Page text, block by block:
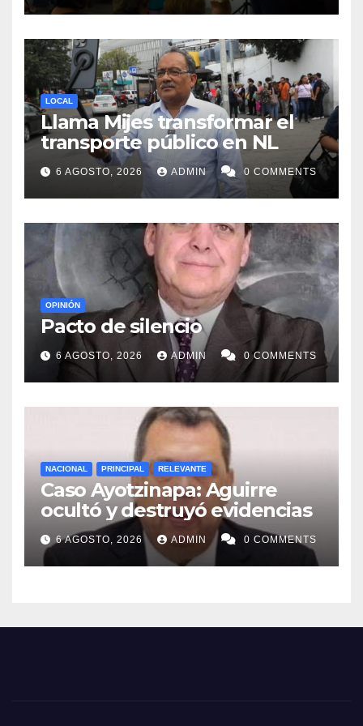
LOCAL
Llama Mijes transformar el
transporte público en NL
6 AGOSTO, 2026 ADMIN 0 COMMENTS
OPINIÓN
Pacto de silencio
6 AGOSTO, 2026 ADMIN 0 COMMENTS
NACIONAL PRINCIPAL RELEVANTE
Caso Ayotzinapa: Aguirre
ocultó y destruyó evidencias
6 AGOSTO, 2026 ADMIN 0 COMMENTS